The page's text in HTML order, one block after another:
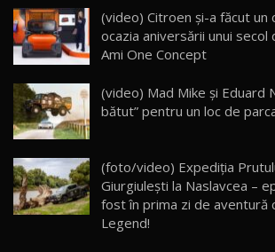
24
ZEEKR 009: Cel mai
Van Electric Testat în
26:38
25
mai Exclusiv și Puternic
Moldova
32:21
26
AutoBlog.MD
10:57
Test Drive: Noile modele
conduci un tractor?!
(video) Citroen şi-a făcut un
ocazia aniversării unui secol
Ami One Concept
(video) Mad Mike şi Eduard
bătut” pentru un loc de
(foto/video) Expediția
Giurgiulești la Naslavcea –
fost în prima zi de aventură
Legend!